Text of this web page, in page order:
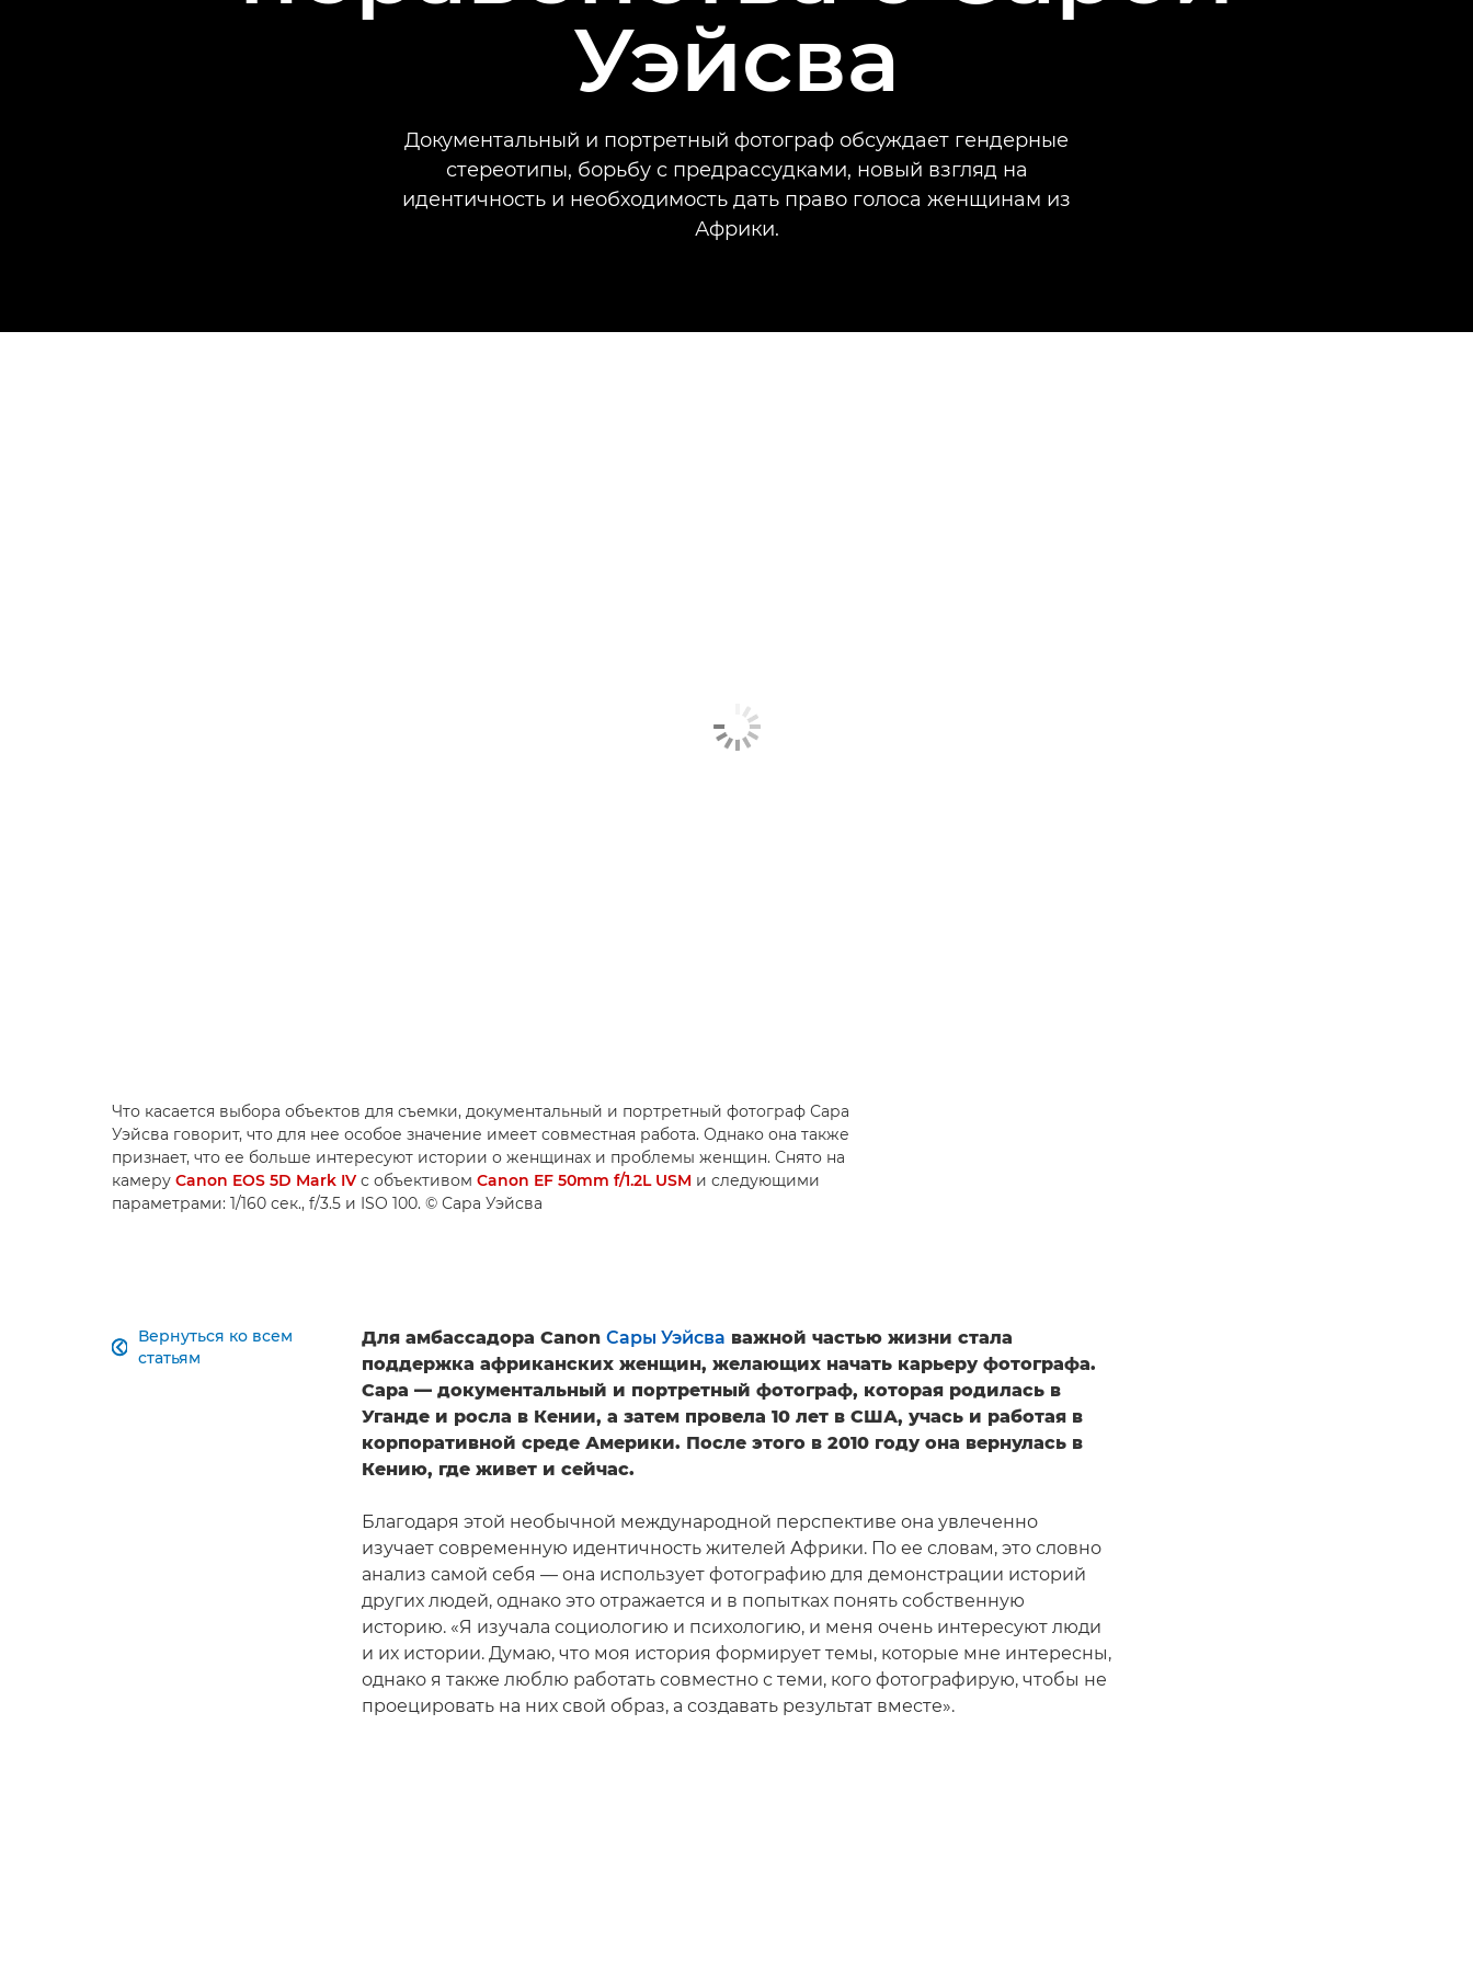
Уэйсва
Документальный и портретный фотограф обсуждает гендерные
стереотипы, борьбу с предрассудками, новый взгляд на
идентичность и необходимость дать право голоса женщинам из
Африки.
Что касается выбора объектов для съемки, документальный и портретный фотограф Сара
Уэйсва говорит, что для нее особое значение имеет совместная работа. Однако она также
признает, что ее больше интересуют истории о женщинах и проблемы женщин. Снято на
камеру Canon EOS 5D Mark IV с объективом Canon EF 50mm f/1.2L USM и следующими
параметрами: 1/160 сек., f/3.5 и ISO 100. © Сара Уэйсва
Вернуться ко всем
статьям
 Для амбассадора Canon Сары Уэйсва важной частью жизни стала
поддержка африканских женщин, желающих начать карьеру фотографа.
Сара — документальный и портретный фотограф, которая родилась в
Уганде и росла в Кении, а затем провела 10 лет в США, учась и работая в
корпоративной среде Америки. После этого в 2010 году она вернулась в
Кению, где живет и сейчас.
Благодаря этой необычной международной перспективе она увлеченно
изучает современную идентичность жителей Африки. По ее словам, это словно
анализ самой себя — она использует фотографию для демонстрации историй
других людей, однако это отражается и в попытках понять собственную
историю. «Я изучала социологию и психологию, и меня очень интересуют люди
и их истории. Думаю, что моя история формирует темы, которые мне интересны,
однако я также люблю работать совместно с теми, кого фотографирую, чтобы не
проецировать на них свой образ, а создавать результат вместе».